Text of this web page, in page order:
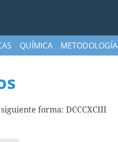
QUÍMICA METODOLOGÍA
forma: DCCCXCIII